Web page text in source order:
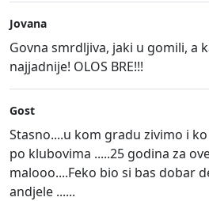
Jovana
Govna smrdljiva, jaki u gomili, a
najjadnije! OLOS BRE!!!
Gost
Stasno....u kom gradu zivimo i
po klubovima .....25 godina za
malooo....Feko bio si bas dobar
andjele ......